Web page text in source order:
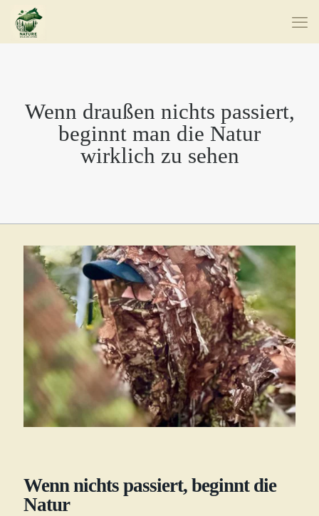
Wenn draußen nichts passiert,
beginnt man die Natur
wirklich zu sehen
Wenn nichts passiert, beginnt die
Natur